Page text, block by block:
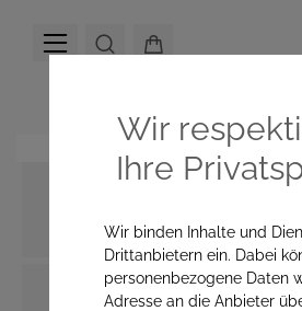
Wir
Ihre
Wir binden Inhalte und
Drittanbietern ein. Dabei
personenbezogene Daten
Adresse an die Anbieter